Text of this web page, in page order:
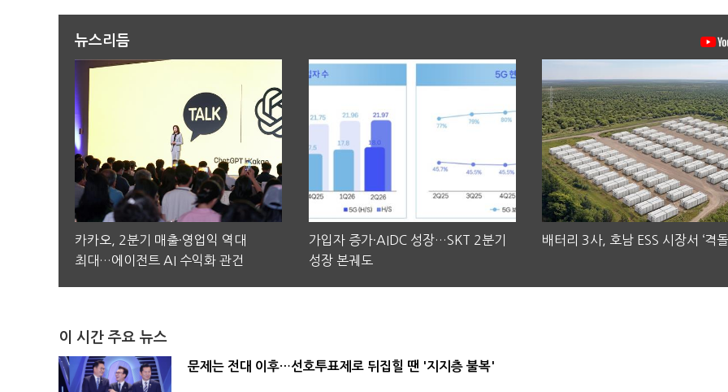
뉴스리듬
카카오, 2분기 매출·영업익 역대
최대…에이전트 AI 수익화 관건
가입자 증가·AIDC 성장…SKT 2분기
성장 본궤도
배터리 3사, 호남 ESS 시장서 ‘격돌
이 시간 주요 뉴스
문제는 전대 이후…선호투표제로 뒤집힐 땐 '지지층 불복'